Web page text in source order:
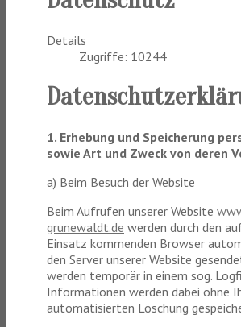
Details
Zugriffe: 10244
1. Erhebung und Speicherung
sowie Art und Zweck von deren
a) Beim Besuch der Website
Beim Aufrufen unserer Website
grunewaldt.de werden durch den
Einsatz kommenden Browser
den Server unserer Website
werden temporär in einem sog.
Informationen werden dabei ohne
automatisierten Löschung